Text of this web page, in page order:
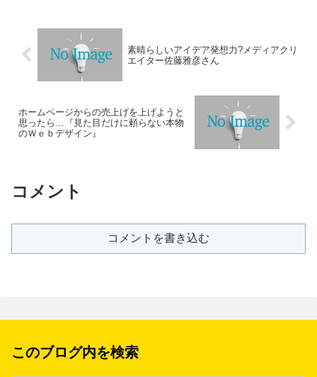
素晴らしいアイデア発想力?メディアクリ
エイター佐藤雅彦さん
ホームページからの売上げを上げようと
思ったら…『見た目だけに頼らない本物
のＷｅｂデザイン』
コメント
コメントを書き込む
このブログ内を検索